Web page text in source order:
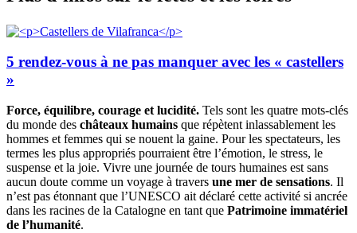
5 rendez-vous à ne pas manquer avec les « castellers
»
Force, équilibre, courage et lucidité. Tels sont les quatre mots-clés
du monde des châteaux humains que répètent inlassablement les
hommes et femmes qui se nouent la gaine. Pour les spectateurs, les
termes les plus appropriés pourraient être l’émotion, le stress, le
suspense et la joie. Vivre une journée de tours humaines est sans
aucun doute comme un voyage à travers une mer de sensations. Il
n’est pas étonnant que l’UNESCO ait déclaré cette activité si ancrée
dans les racines de la Catalogne en tant que Patrimoine immatériel
de l’humanité.